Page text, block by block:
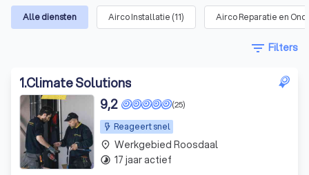
Alle diensten Airco Installatie (11) Airco Reparatie en
filter_list Filters
1.Climate Solutions
Reageert snel
(25)
9,2
place Werkgebied Roosdaal
timelapse 17 jaar actief